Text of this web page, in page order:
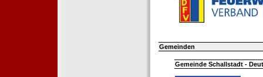
Gemeinden
Gemeinde Schallstadt -